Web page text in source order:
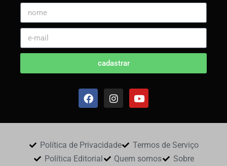
cadastrar
Política de Privacidade
Termos de Serviço
Política Editorial
Quem somos Sobre